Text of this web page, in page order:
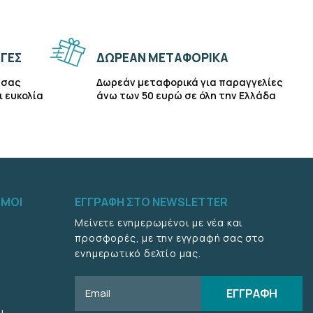
σας
ΔΩΡΕΑΝ ΜΕΤΑΦΟΡΙΚΑ
Δωρεάν μεταφορικά για παραγγελίες
άνω των 50 ευρώ σε όλη την Ελλάδα
ΕΓΓΡΑΦΗ ΣΤΟ NEWSLETTER
Μείνετε ενημερωμένοι με νέα και
προσφορές, με την εγγραφή σας στο
ενημερωτικό δελτίο μας.
ΕΓΓΡΑΦΗ